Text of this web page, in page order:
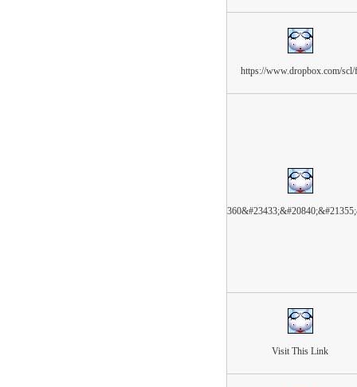
https://www.dropbox.com/scl/
Visit This Link